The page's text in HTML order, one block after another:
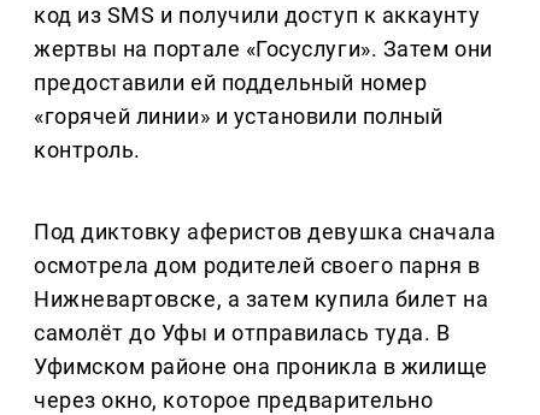
код из SMS и получили доступ к аккаунту
жертвы на портале «Госуслуги». Затем они
предоставили ей поддельный номер
«горячей линии» и установили полный
контроль.
Под диктовку аферистов девушка сначала
осмотрела дом родителей своего парня в
Нижневартовске, а затем купила билет на
самолёт до Уфы и отправилась туда. В
Уфимском районе она проникла в жилище
через окно, которое предварительно